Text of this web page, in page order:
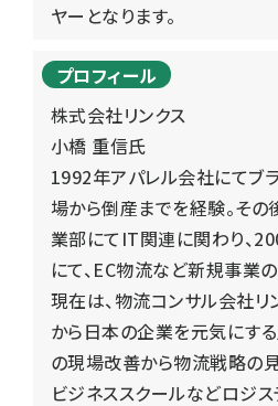
ヤーとなります。
プロフィール
株式会社リンクス
小橋 重信氏
1992年アパレル会社にてブ
場から倒産までを経験。そ
業部にてIT関連に関わり、
にて、EC物流など新規事業
現在は、物流コンサル会社リ
から日本の企業を元気にする
の現場改善から物流戦略の
ビジネススクールなどロジ